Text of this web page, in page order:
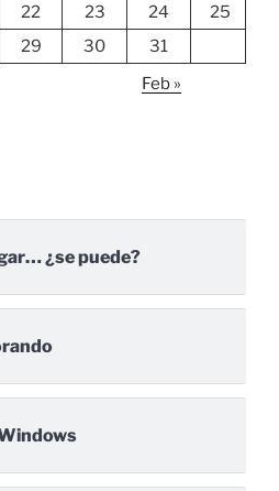
22 23 24
25
29 30
31
Feb »
¿se puede?